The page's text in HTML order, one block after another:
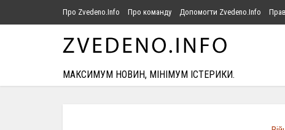
Про Zvedeno.Info Про команду Допомогти Zvedeno.Info
МАКСИМУМ НОВИН, МІНІМУМ ІСТЕРИКИ.